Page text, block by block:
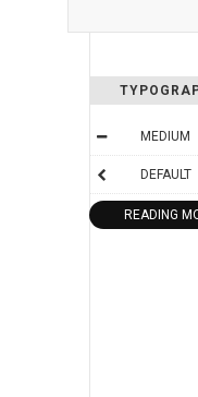
MEDIUM
DEFAULT
READING